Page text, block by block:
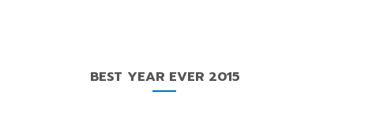
BEST YEAR EVER 2015